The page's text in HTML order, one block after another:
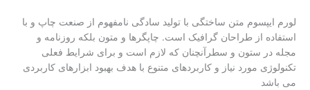
لورم ایپسوم متن ساختگی با تولید سادگی نامفهوم از صنعت چاپ و با
استفاده از طراحان گرافیک است. چاپگرها و متون بلکه روزنامه و
مجله در ستون و سطرآنچنان که لازم است و برای شرایط فعلی
تکنولوژی مورد نیاز و کاربردهای متنوع با هدف بهبود ابزارهای کاربردی
می باشد